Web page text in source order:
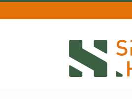
alla
navigazione
al
contenuto